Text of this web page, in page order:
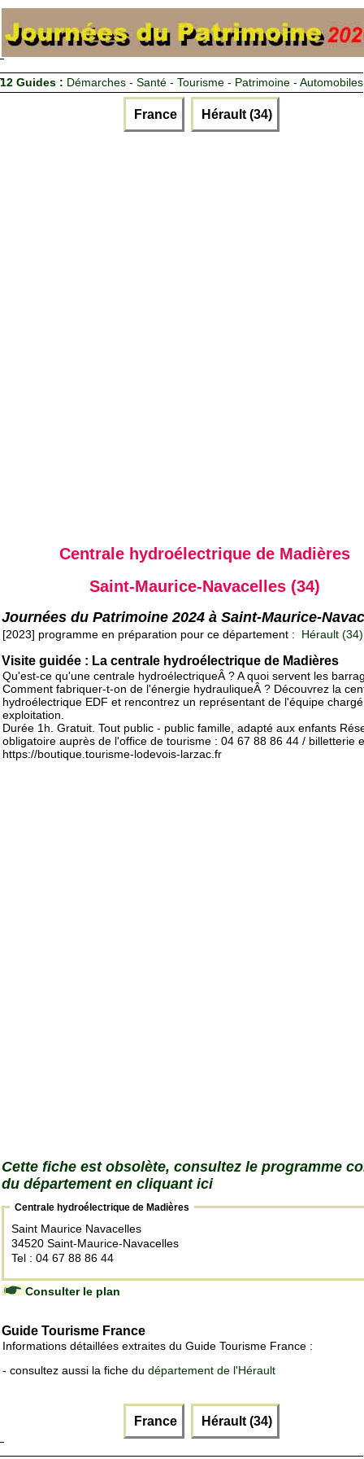
12 Guides : Démarches - Santé - Tourisme - Patrimoine - Automobiles
France Hérault (34)
Centrale hydroélectrique de Madières
Saint-Maurice-Navacelles (34)
Journées du Patrimoine 2024 à Saint-Maurice-
[2023] programme en préparation pour ce département : Hérault (34)
Visite guidée : La centrale hydroélectrique de Madières
Qu'est-ce qu'une centrale hydroélectriqueÂ ? A quoi servent les
Comment fabriquer-t-on de l'énergie hydrauliqueÂ ? Découvrez la
hydroélectrique EDF et rencontrez un représentant de l'équipe
exploitation.
Durée 1h. Gratuit. Tout public - public famille, adapté aux enfants
obligatoire auprès de l'office de tourisme : 04 67 88 86 44 / billetterie
https://boutique.tourisme-lodevois-larzac.fr
Cette fiche est obsolète, consultez le programme
du département en cliquant ici
Centrale hydroélectrique de Madières
Saint Maurice Navacelles
34520 Saint-Maurice-Navacelles
Tel : 04 67 88 86 44
Consulter le plan
Guide Tourisme France
Informations détaillées extraites du Guide Tourisme France :
- consultez aussi la fiche du département de l'Hérault
France Hérault (34)